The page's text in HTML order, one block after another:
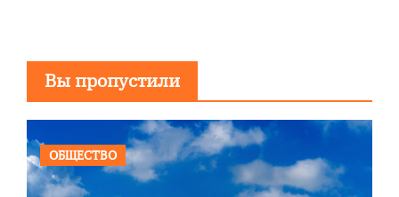
Вы пропустили
ОБЩЕСТВО